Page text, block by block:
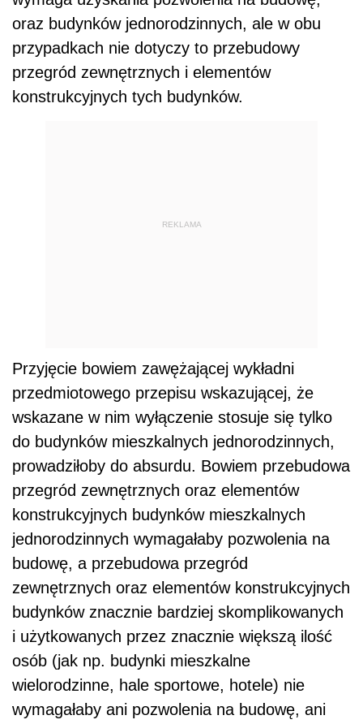
oraz budynków jednorodzinnych, ale w obu
przypadkach nie dotyczy to przebudowy
przegród zewnętrznych i elementów
konstrukcyjnych tych budynków.
REKLAMA
Przyjęcie bowiem zawężającej wykładni
przedmiotowego przepisu wskazującej, że
wskazane w nim wyłączenie stosuje się tylko
do budynków mieszkalnych jednorodzinnych,
prowadziłoby do absurdu. Bowiem przebudowa
przegród zewnętrznych oraz elementów
konstrukcyjnych budynków mieszkalnych
jednorodzinnych wymagałaby pozwolenia na
budowę, a przebudowa przegród
zewnętrznych oraz elementów konstrukcyjnych
budynków znacznie bardziej skomplikowanych
i użytkowanych przez znacznie większą ilość
osób (jak np. budynki mieszkalne
wielorodzinne, hale sportowe, hotele) nie
wymagałaby ani pozwolenia na budowę, ani